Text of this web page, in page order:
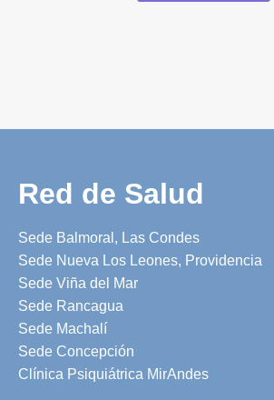
Red de Salud
Sede Balmoral, Las Condes
Sede Nueva Los Leones, Providencia
Sede Viña del Mar
Sede Rancagua
Sede Machalí
Sede Concepción
Clínica Psiquiátrica MirAndes